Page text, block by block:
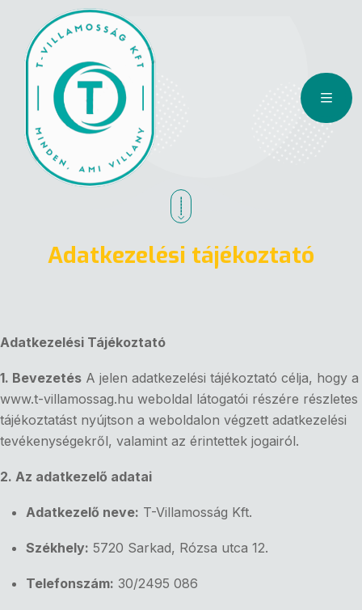
Adatkezelési tájékoztató
Adatkezelési Tájékoztató
1. Bevezetés A jelen adatkezelési tájékoztató célja, hogy a
www.t-villamossag.hu weboldal látogatói részére részletes
tájékoztatást nyújtson a weboldalon végzett adatkezelési
tevékenységekről, valamint az érintettek jogairól.
2. Az adatkezelő adatai
Adatkezelő neve: T-Villamosság Kft.
Székhely: 5720 Sarkad, Rózsa utca 12.
Telefonszám: 30/2495 086